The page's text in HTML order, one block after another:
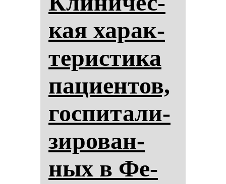
кая ха­рак­
те­рис­ти­ка
па­ци­ен­тов,
гос­пи­та­ли­
зи­ро­ван­
ных в Фе­